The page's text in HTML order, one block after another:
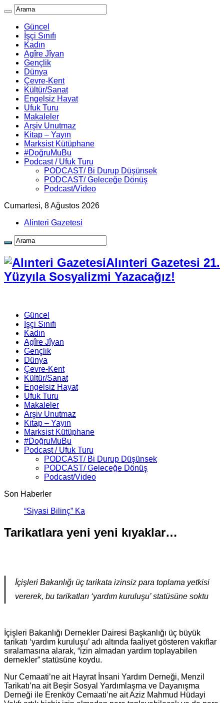
Güncel
İşçi Sınıfı
Kadın
Agîre Jîyan
Gençlik
Dünya
Çevre-Kent
Kültür/Sanat
Engelsiz Hayat
Ufuk Turu
Makaleler
Arşiv Unutmaz
Kitap – Yayın
Marksist Kütüphane
#DoğruMuBu
Podcast / Ufuk Turu
PODCAST/ Bi Durup Düşünsek
PODCAST/ Geleceğe Dönüş
Podcast/Video
Cumartesi, 8 Ağustos 2026
Alinteri Gazetesi
Alınteri Gazetesi 21.
Yüzyıla Sosyalizmi Yazacağız!
Güncel
İşçi Sınıfı
Kadın
Agîre Jîyan
Gençlik
Dünya
Çevre-Kent
Kültür/Sanat
Engelsiz Hayat
Ufuk Turu
Makaleler
Arşiv Unutmaz
Kitap – Yayın
Marksist Kütüphane
#DoğruMuBu
Podcast / Ufuk Turu
PODCAST/ Bi Durup Düşünsek
PODCAST/ Geleceğe Dönüş
Podcast/Video
Son Haberler
“Siyasi Bilinç” Kavramının
Tarikatlara yeni yeni kıyaklar…
İçişleri Bakanlığı üç tarikata izinsiz para toplama yetkisi
vererek, bu tarikatları ‘yardım kuruluşu’ statüsüne soktu
İçişleri Bakanlığı Dernekler Dairesi Başkanlığı üç büyük
tarikatı ‘yardım kuruluşu’ adı altında faaliyet gösteren vakıflar
sıralamasına alarak, “izin almadan yardım toplayabilen
dernekler” statüsüne koydu.
Nur Cemaati’ne ait Hayrat İnsani Yardım Derneği, Menzil
Tarikatı’na ait Beşir Sosyal Yardımlaşma ve Dayanışma
Derneği ile Erenköy Cemaati’ne ait Aziz Mahmud Hüdayi